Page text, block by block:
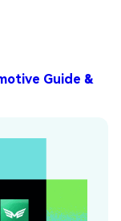
Guide &